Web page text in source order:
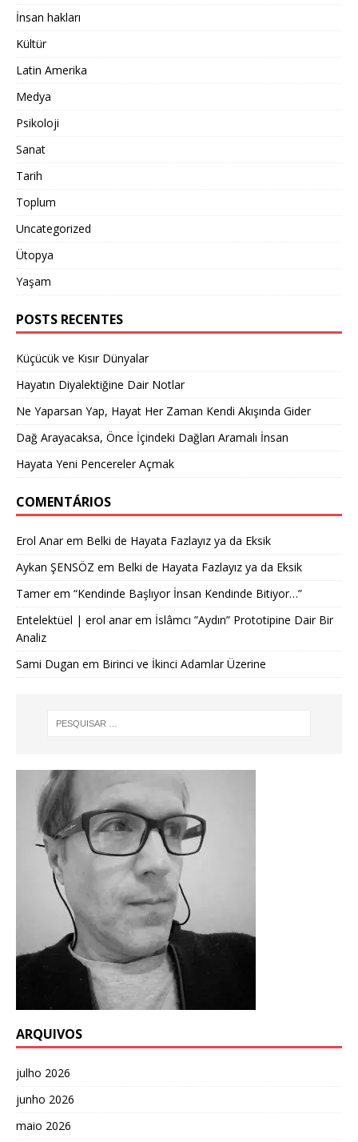
İnsan hakları
Kültür
Latin Amerika
Medya
Psikoloji
Sanat
Tarih
Toplum
Uncategorized
Ütopya
Yaşam
POSTS RECENTES
Küçücük ve Kısır Dünyalar
Hayatın Diyalektiğine Dair Notlar
Ne Yaparsan Yap, Hayat Her Zaman Kendi Akışında Gider
Dağ Arayacaksa, Önce İçindeki Dağları Aramalı İnsan
Hayata Yeni Pencereler Açmak
COMENTÁRIOS
Erol Anarem Belki de Hayata Fazlayız ya da Eksik
Aykan ŞENSÖZ em Belki de Hayata Fazlayız ya da Eksik
Tamerem “Kendinde Başlıyor İnsan Kendinde Bitiyor…”
Entelektüel | erol anarem İslâmcı ”Aydın” Prototipine Dair Bir
Analiz
Sami Dugan em Birinci ve İkinci Adamlar Üzerine
ARQUIVOS
julho 2026
junho 2026
maio 2026